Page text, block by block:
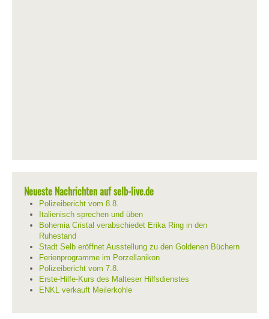
Neueste Nachrichten auf selb-live.de
Polizeibericht vom 8.8.
Italienisch sprechen und üben
Bohemia Cristal verabschiedet Erika Ring in den
Ruhestand
Stadt Selb eröffnet Ausstellung zu den Goldenen Büchern
Ferienprogramme im Porzellanikon
Polizeibericht vom 7.8.
Erste-Hilfe-Kurs des Malteser Hilfsdienstes
ENKL verkauft Meilerkohle